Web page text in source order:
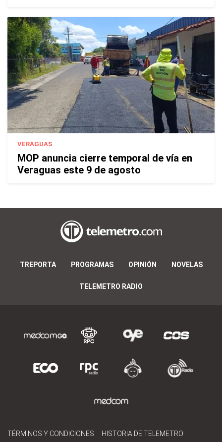
VERAGUAS
MOP anuncia cierre temporal de vía en
Veraguas este 9 de agosto
TREPORTA PROGRAMAS OPINIÓN NOVELAS
TELEMETRO RADIO
TÉRMINOS Y CONDICIONES
HISTORIA DE TELEMETRO